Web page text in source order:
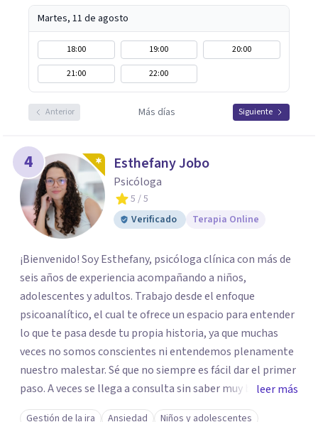
Martes, 11 de agosto
18:00 19:00
20:00
21:00
22:00
Anterior Más días Siguiente
4 Esthefany Jobo
Psicóloga
5 / 5
Verificado
Terapia Online
¡Bienvenido! Soy Esthefany, psicóloga clínica con más de
seis años de experiencia acompañando a niños,
adolescentes y adultos. Trabajo desde el enfoque
psicoanalítico, el cual te ofrece un espacio para entender
lo que te pasa desde tu propia historia, ya que muchas
veces no somos conscientes ni entendemos plenamente
nuestro malestar. Sé que no siempre es fácil dar el primer
paso. A veces se llega a consulta sin saber muy bien qué
decir, o sintiendo que algo no anda bien pero sin poder
leer más
Gestión de la ira Ansiedad
Niños y adolescentes